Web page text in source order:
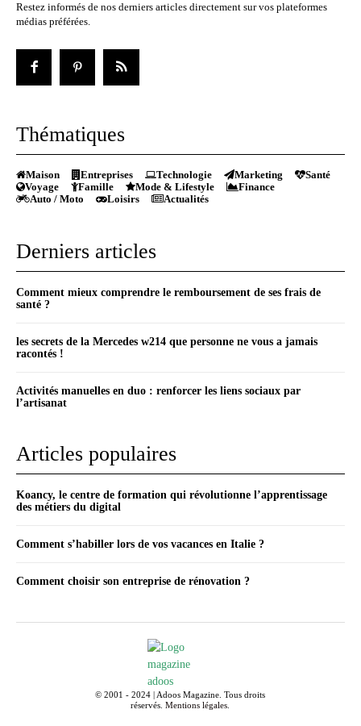
Restez informés de nos derniers articles directement sur vos plateformes
médias préférées.
Thématiques
Maison Entreprises Technologie Marketing
Santé
Voyage
Famille Mode & Lifestyle
Finance
Auto / Moto
Loisirs Actualités
Derniers articles
Comment mieux comprendre le remboursement de ses frais de
santé ?
les secrets de la Mercedes w214 que personne ne vous a jamais
racontés !
Activités manuelles en duo : renforcer les liens sociaux par
l’artisanat
Articles populaires
Koancy, le centre de formation qui révolutionne l’apprentissage
des métiers du digital
Comment s’habiller lors de vos vacances en Italie ?
Comment choisir son entreprise de rénovation ?
© 2001 - 2024 | Adoos Magazine. Tous droits
réservés.Mentions légales